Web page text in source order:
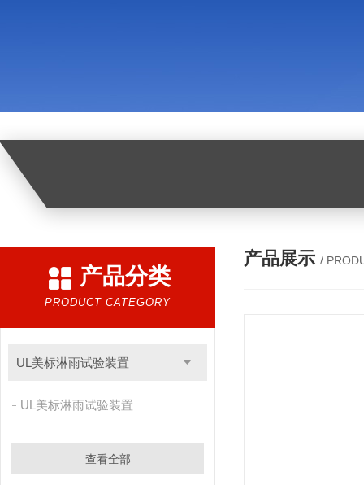
产品分类
PRODUCT CATEGORY
UL美标淋雨试验装置
UL美标淋雨试验装置
查看全部
产品展示 /